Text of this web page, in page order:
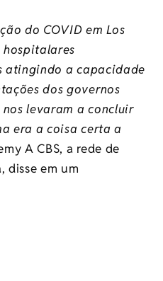
do COVID em Los
hospitalares
atingindo a capacidade
dos governos
levaram a concluir
era a coisa certa a
A CBS, a rede de
disse em um